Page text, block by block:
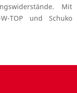
Mit
TOP und Schuko